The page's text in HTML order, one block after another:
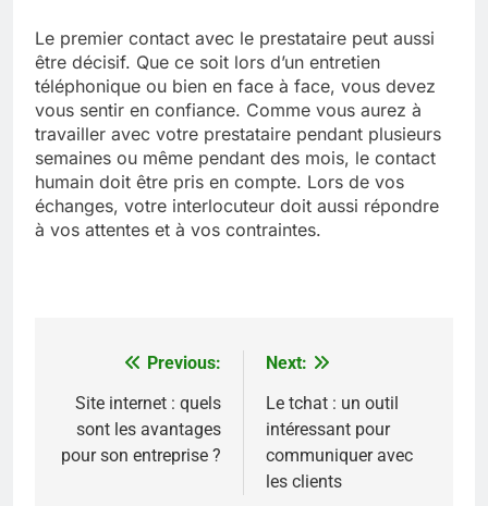
Le premier contact avec le prestataire peut aussi
être décisif. Que ce soit lors d’un entretien
téléphonique ou bien en face à face, vous devez
vous sentir en confiance. Comme vous aurez à
travailler avec votre prestataire pendant plusieurs
semaines ou même pendant des mois, le contact
humain doit être pris en compte. Lors de vos
échanges, votre interlocuteur doit aussi répondre
à vos attentes et à vos contraintes.
Navigation
de
l’article
Previous:
Site internet : quels
sont les avantages
pour son entreprise ?
Next:
Le tchat : un outil
intéressant pour
communiquer avec
les clients